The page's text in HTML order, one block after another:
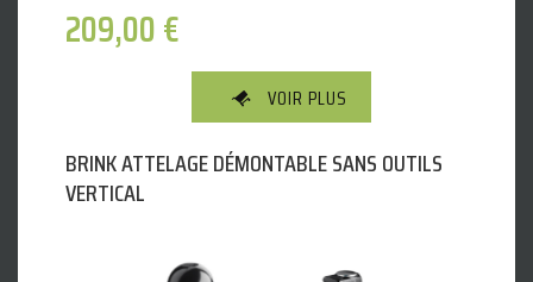
209,00€
VOIR PLUS
BRINK ATTELAGE DÉMONTABLE SANS OUTILS
VERTICAL